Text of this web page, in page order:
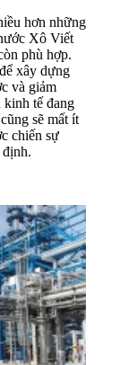
hơn những
Xô Viết
phù hợp.
xây dựng
và giảm
kinh tế đang
sẽ mất ít
chiến sự